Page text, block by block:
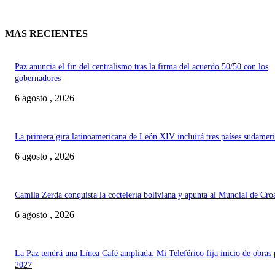
MAS RECIENTES
Paz anuncia el fin del centralismo tras la firma del acuerdo 50/50 con los
gobernadores
6 agosto , 2026
La primera gira latinoamericana de León XIV incluirá tres países
6 agosto , 2026
Camila Zerda conquista la coctelería boliviana y apunta al Mundial de
6 agosto , 2026
La Paz tendrá una Línea Café ampliada: Mi Teleférico fija inicio de obras
2027